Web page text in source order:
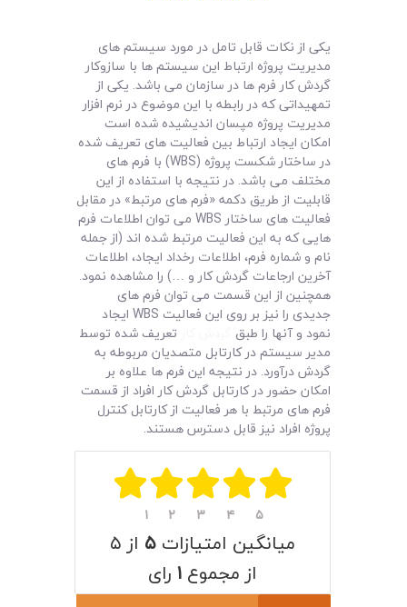
سیستم ها
لیست قیمت محصولات
یکی از نکات قابل تامل در مورد سیستم های
مدیریت پروژه ارتباط این سیستم ها با سازوکار
گردش کار فرم ها در سازمان می باشد. یکی از
تمهیداتی که در رابطه با این موضوع در نرم افزار
مدیریت پروژه مپسان اندیشیده شده است
امکان ایجاد ارتباط بین فعالیت های تعریف شده
در ساختار شکست پروژه (WBS) با فرم های
مختلف می باشد. در نتیجه با استفاده از این
قابلیت از طریق دکمه «فرم های مرتبط» در مقابل
فعالیت های ساختار WBS می توان اطلاعات فرم
هایی که به این فعالیت مرتبط شده اند (از جمله
نام و شماره فرم، اطلاعات رخداد ایجاد، اطلاعات
آخرین ارجاعات گردش کار و …) را مشاهده نمود.
همچنین از این قسمت می توان فرم های
جدیدی را نیز بر روی این فعالیت WBS ایجاد
نمود و آنها را طبق
تعریف شده توسط
مدیر سیستم در کارتابل متصدیان مربوطه به
گردش درآورد. در نتیجه این فرم ها علاوه بر
امکان حضور در کارتابل گردش کار افراد از قسمت
فرم های مرتبط با هر فعالیت از کارتابل کنترل
پروژه افراد نیز قابل دسترس هستند.
۱ ۲ ۳ ۴ ۵
میانگین امتیازات ۵ از ۵
از مجموع ۱ رای